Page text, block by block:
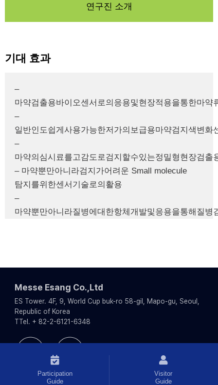
연구진 소개
기대 효과
–
마약검출용바이오센서로의응용및현장적용을통한마
–
일반인도쉽게사용가능한저가의보급용마약검지색변화
–
마약의심시료를고감도로검지할수있는정밀형현장검출
– 마약뿐만아니라검지가어려운 Small molecule
탐지를위한센서기술로의활용
–
마약뿐만아니라질병에대한항체개발및응용을통해질
Participation
Guide
Visitor
Guide
Messe Esang Co.,Ltd
ES Tower. 4F, 9, World Cup buk-ro 58-gil, Mapo-gu, Seoul,
Republic of Korea
TTel. + 82-2-6121-6348